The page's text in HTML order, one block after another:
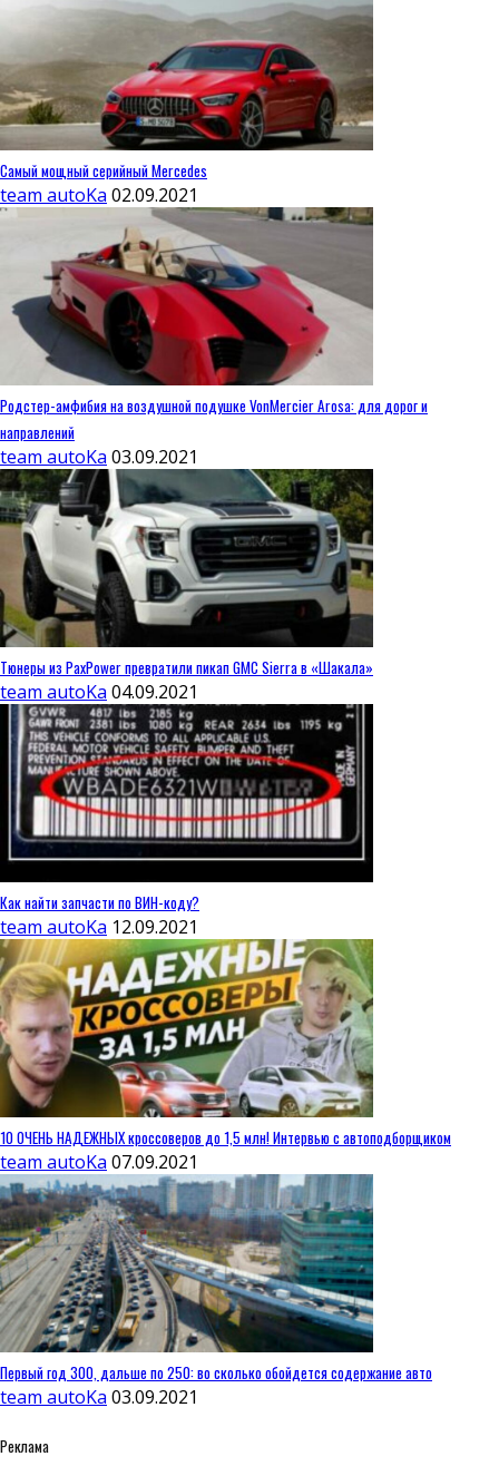
Самый мощный серийный Mercedes
team autoKa 02.09.2021
Родстер-амфибия на воздушной подушке VonMercier Arosa: для дорог и
направлений
team autoKa 03.09.2021
Тюнеры из PaxPower превратили пикап GMC Sierra в «Шакала»
team autoKa 04.09.2021
Как найти запчасти по ВИН-коду?
team autoKa 12.09.2021
10 ОЧЕНЬ НАДЕЖНЫХ кроссоверов до 1,5 млн! Интервью с автоподборщиком
team autoKa 07.09.2021
Первый год 300, дальше по 250: во сколько обойдется содержание авто
team autoKa 03.09.2021
Реклама